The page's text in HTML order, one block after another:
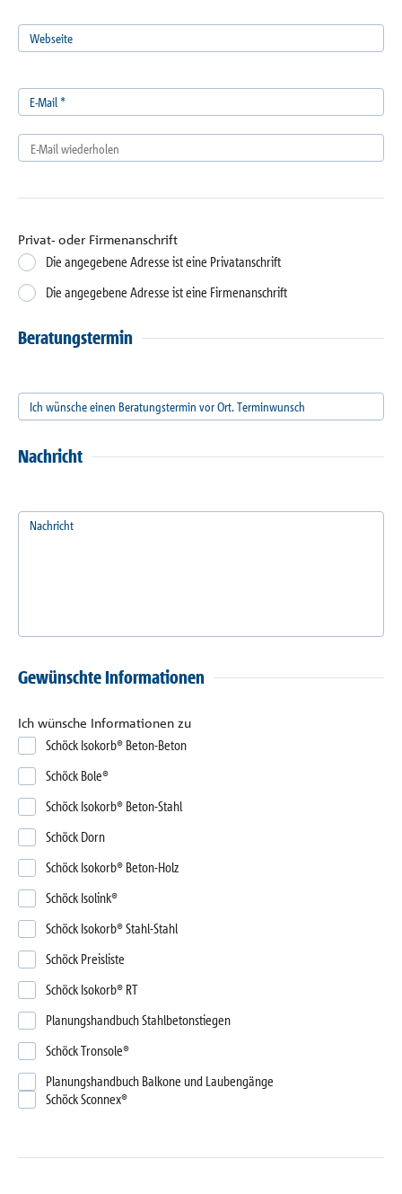
Webseite
E-Mail *
Privat- oder Firmenanschrift
Die angegebene Adresse ist eine Privatanschrift
Die angegebene Adresse ist eine Firmenanschrift
Beratungstermin
Ich wünsche einen Beratungstermin vor Ort. Terminwunsch
Nachricht
Nachricht
Gewünschte Informationen
Ich wünsche Informationen zu
Schöck Isokorb® Beton-Beton
Schöck Isokorb® Beton-Stahl
Schöck Isokorb® Beton-Holz
Schöck Isokorb® Stahl-Stahl
Schöck Isokorb® RT
Schöck Tronsole®
Schöck Sconnex®
Schöck Bole®
Schöck Dorn
Schöck Isolink®
Schöck Preisliste
Planungshandbuch Stahlbetonstiegen
Planungshandbuch Balkone und Laubengänge